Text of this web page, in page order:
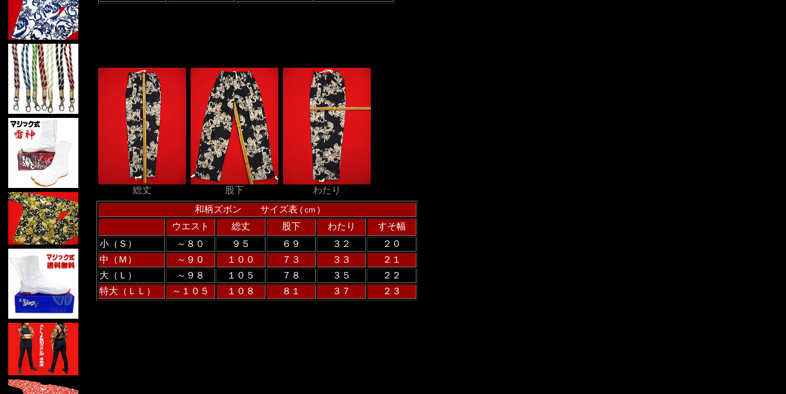
総丈 股下
わたり
和柄ズボン サイズ表 ( cm )
ウエスト 総丈 股下 わたり
すそ幅
小（Ｓ）
～８０ ９５ ６９ ３２
２０
中（Ｍ）
～９０ １００ ７３ ３３
２１
大（Ｌ）
～９８ １０５ ７８ ３５
２２
特大（ＬＬ）
～１０５ １０８ ８１ ３７ ２３